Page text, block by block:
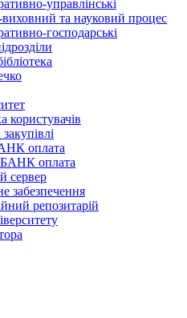
управлінські
виховний та науковий процес
господарські
користувачів
оплата
оплата
сервер
забезпечення
репозитарій